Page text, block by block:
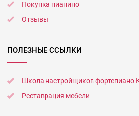
Покупка пианино
Отзывы
ПОЛЕЗНЫЕ ССЫЛКИ
Школа настройщиков фортепиано
Реставрация мебели